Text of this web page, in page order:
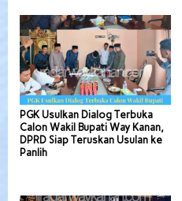
PGK Usulkan Dialog Terbuka
Calon Wakil Bupati Way Kanan,
DPRD Siap Teruskan Usulan ke
Panlih